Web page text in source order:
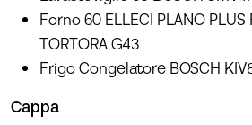
Forno 60 ELLECI PLANO PLUS
TORTORA G43
Frigo Congelatore BOSCH
Cappa